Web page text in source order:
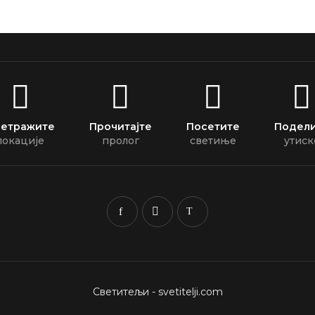
Прочитајте
пролог
Посетите
светиње
Светитељи - svetitelji.com